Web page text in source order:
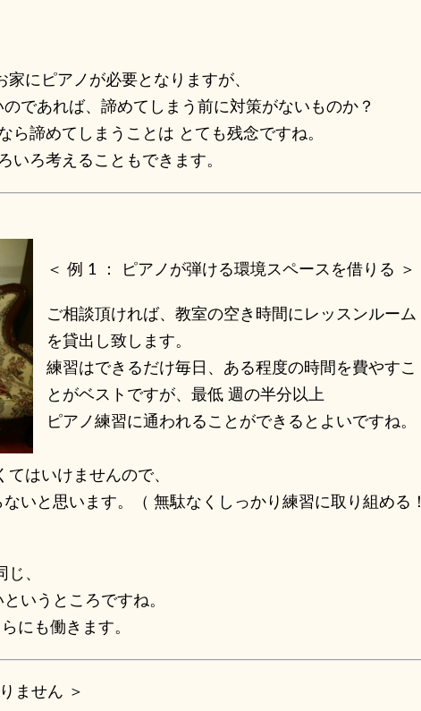
にピアノが必要となりますが、
であれば、諦めてしまう前に対策がないものか？
ら諦めてしまうことは とても残念ですね。
いろ考えることもできます。
＜ 例 1 ： ピアノが弾ける環境スペースを借りる ＞
ご相談頂ければ、教室の空き時間にレッスンルーム
を貸出し致します。
練習はできるだけ毎日、ある程度の時間を費やすこ
とがベストですが、最低 週の半分以上
ピアノ練習に通われることができるとよいですね。
はいけませんので、
いと思います。（ 無駄なくしっかり練習に取り組める！
、
いうところですね。
にも働きます。
ません ＞